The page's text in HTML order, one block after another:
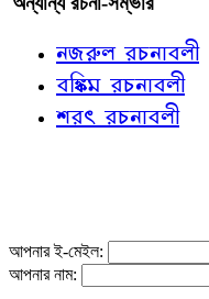
নজরুল রচনাবলী
বঙ্কিম রচনাবলী
শরৎ রচনাবলী
আপনার ই-মেইল:
আপনার নাম: